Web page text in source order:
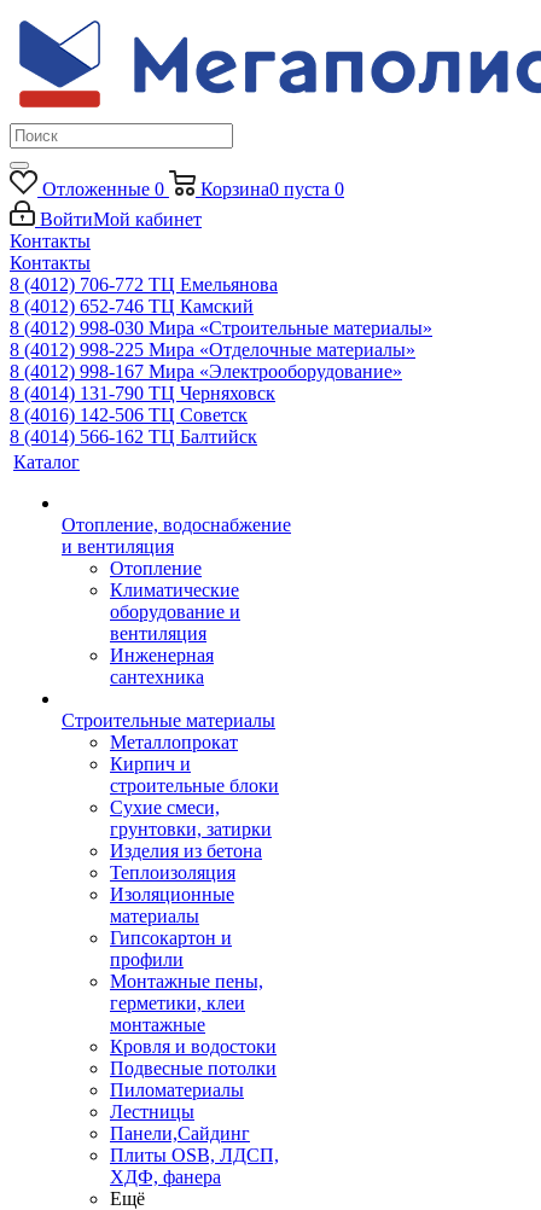
Отложенные 0 Корзина0 пуста 0
ВойтиМой кабинет
Контакты
Контакты
8 (4012) 706-772 ТЦ Емельянова
8 (4012) 652-746 ТЦ Камский
8 (4012) 998-030 Мира «Строительные материалы»
8 (4012) 998-225 Мира «Отделочные материалы»
8 (4012) 998-167 Мира «Электрооборудование»
8 (4014) 131-790 ТЦ Черняховск
8 (4016) 142-506 ТЦ Советск
8 (4014) 566-162 ТЦ Балтийск
Каталог
Отопление, водоснабжение
и вентиляция
Отопление
Климатические
оборудование и
вентиляция
Инженерная
сантехника
Строительные материалы
Металлопрокат
Кирпич и
строительные блоки
Сухие смеси,
грунтовки, затирки
Изделия из бетона
Теплоизоляция
Изоляционные
материалы
Гипсокартон и
профили
Монтажные пены,
герметики, клеи
монтажные
Кровля и водостоки
Подвесные потолки
Пиломатериалы
Лестницы
Панели,Сайдинг
Плиты OSB, ЛДСП,
ХДФ, фанера
Ещё